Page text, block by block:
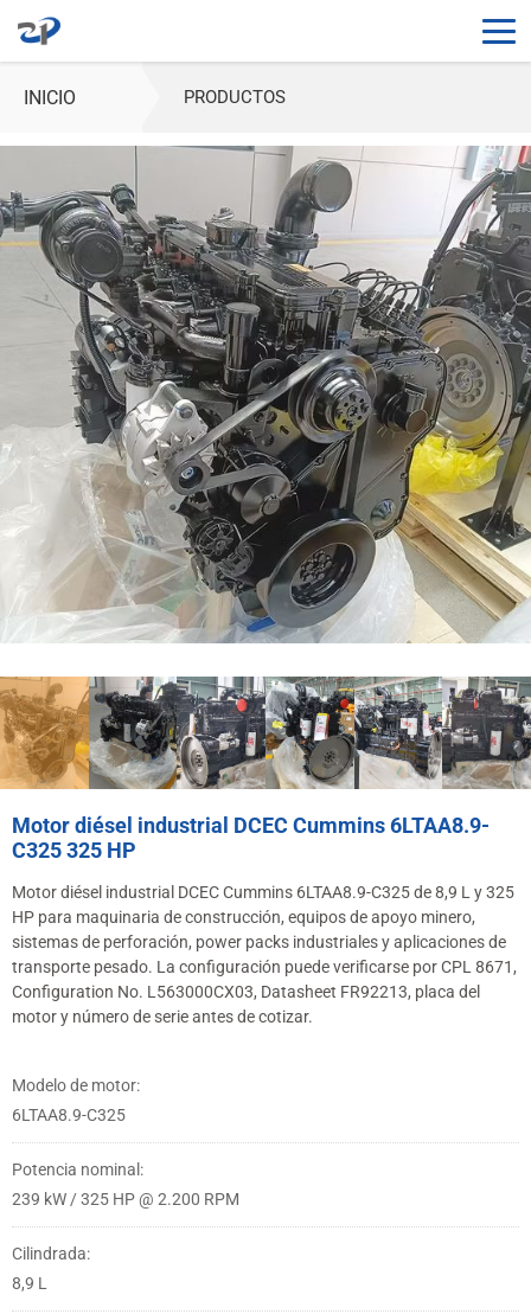
INICIO PRODUCTOS
Motor diésel industrial DCEC Cummins 6LTAA8.9-
C325 325 HP
Motor diésel industrial DCEC Cummins 6LTAA8.9-C325 de 8,9 L y 325
HP para maquinaria de construcción, equipos de apoyo minero,
sistemas de perforación, power packs industriales y aplicaciones de
transporte pesado. La configuración puede verificarse por CPL 8671,
Configuration No. L563000CX03, Datasheet FR92213, placa del
motor y número de serie antes de cotizar.
Modelo de motor:
6LTAA8.9-C325
Potencia nominal:
239 kW / 325 HP @ 2.200 RPM
Cilindrada:
8,9 L